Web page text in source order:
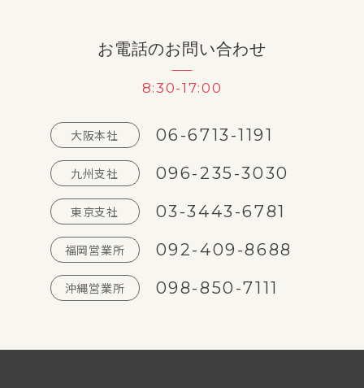
お電話のお問い合わせ
8:30-17:00
大阪本社 06-6713-1191
九州支社 096-235-3030
東京支社 03-3443-6781
福岡営業所 092-409-8688
沖縄営業所 098-850-7111